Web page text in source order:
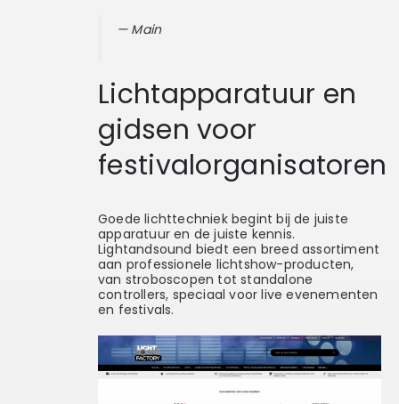
— Main
Lichtapparatuur en
gidsen voor
festivalorganisatoren
Goede lichttechniek begint bij de juiste
apparatuur en de juiste kennis.
Lightandsound biedt een breed assortiment
aan professionele lichtshow-producten,
van stroboscopen tot standalone
controllers, speciaal voor live evenementen
en festivals.